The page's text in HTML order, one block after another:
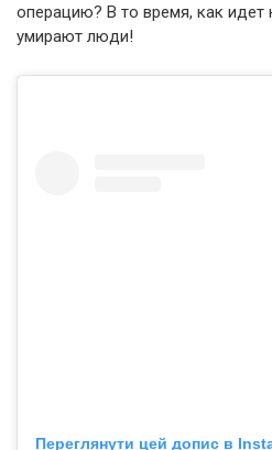
операцию? В то время, как идет
умирают люди!
Переглянути цей допис в